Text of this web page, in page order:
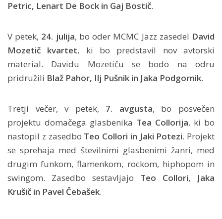
Petric, Lenart De Bock in Gaj Bostič.
V petek, 24. julija, bo oder MCMC Jazz zasedel David
Mozetič kvartet, ki bo predstavil nov avtorski
material. Davidu Mozetiču se bodo na odru
pridružili Blaž Pahor, Ilj Pušnik in Jaka Podgornik.
Tretji večer, v petek, 7. avgusta, bo posvečen
projektu domačega glasbenika Tea Collorija, ki bo
nastopil z zasedbo Teo Collori in Jaki Potezi. Projekt
se sprehaja med številnimi glasbenimi žanri, med
drugim funkom, flamenkom, rockom, hiphopom in
swingom. Zasedbo sestavljajo Teo Collori, Jaka
Krušič in Pavel Čebašek.